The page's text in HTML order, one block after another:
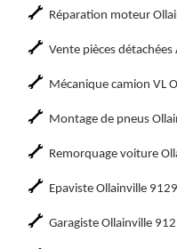
Réparation moteur
Vente pièces
Mécanique camion VL
Montage de pneus
Remorquage voiture
Epaviste Ollainville
Garagiste Ollainville